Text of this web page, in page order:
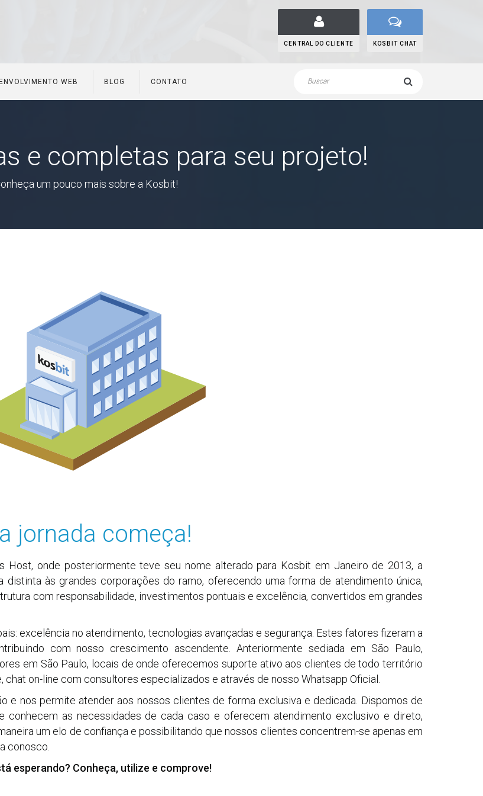
CENTRAL DO CLIENTE KOSBIT CHAT
WEB BLOG CONTATO
e completas para seu projeto!
um pouco mais sobre a Kosbit!
jornada começa!
Host, onde posteriormente teve seu nome alterado para Kosbit em Janeiro de 2013, a
distinta às grandes corporações do ramo, oferecendo uma forma de atendimento única,
com responsabilidade, investimentos pontuais e excelência, convertidos em grandes
excelência no atendimento, tecnologias avançadas e segurança. Estes fatores fizeram a
com nosso crescimento ascendente. Anteriormente sediada em São Paulo,
em São Paulo, locais de onde oferecemos suporte ativo aos clientes de todo território
on-line com consultores especializados e através de nosso Whatsapp Oficial.
e nos permite atender aos nossos clientes de forma exclusiva e dedicada. Dispomos de
conhecem as necessidades de cada caso e oferecem atendimento exclusivo e direto,
um elo de confiança e possibilitando que nossos clientes concentrem-se apenas em
conosco.
esperando? Conheça, utilize e comprove!